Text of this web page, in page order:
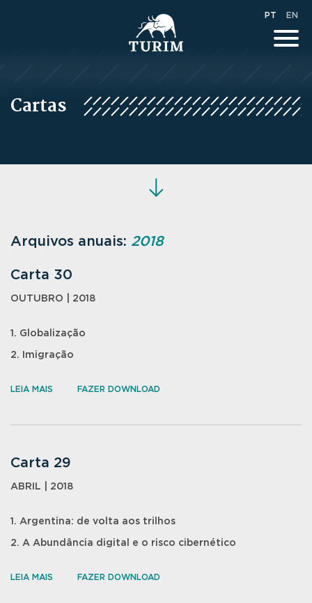
PT EN
Cartas
Arquivos anuais: 2018
Carta 30
OUTUBRO | 2018
1. Globalização
2. Imigração
LEIA MAIS FAZER DOWNLOAD
Carta 29
ABRIL | 2018
1. Argentina: de volta aos trilhos
2. A Abundância digital e o risco cibernético
LEIA MAIS FAZER DOWNLOAD